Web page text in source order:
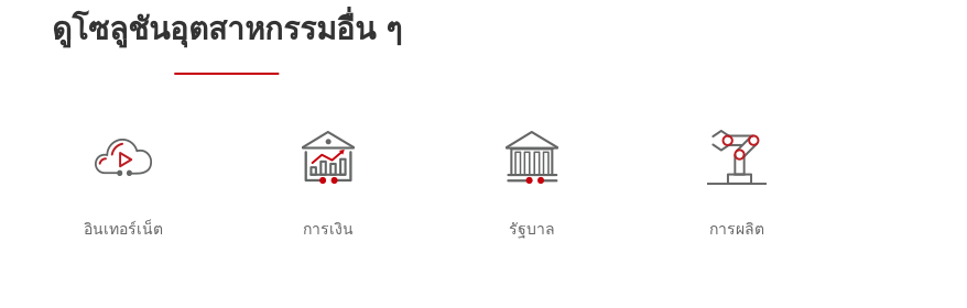
ดูโซลูชันอุตสาหกรรมอื่น ๆ
อินเทอร์เน็ต การเงิน รัฐบาล การผลิต